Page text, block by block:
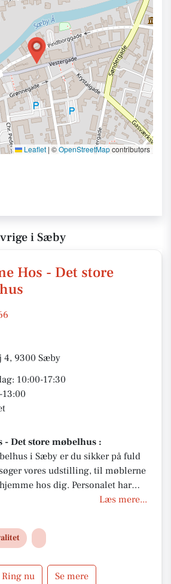
Leaflet | ©OpenStreetMapcontributors
i Sæby
Hos - Det store
4, 9300 Sæby
10:00-17:30
13:00
- Det store møbelhus :
i Sæby er du sikker på fuld
vores udstilling, til møblerne
hos dig. Personalet har
møbler og indretning, så du
til råds. Vi kan desuden også
rette pleje af dit nye møbel, så
mange år fremover.
Læs mere...
Ring nu Se mere